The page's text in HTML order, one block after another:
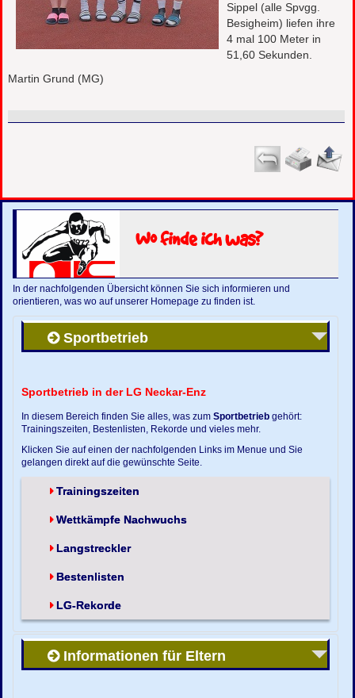
Sippel (alle Spvgg.
Besigheim) liefen ihre
4 mal 100 Meter in
51,60 Sekunden.
Martin Grund (MG)
Wo finde ich was?
In der nachfolgenden Übersicht können Sie sich informieren und
orientieren, was wo auf unserer Homepage zu finden ist.
Sportbetrieb
Sportbetrieb in der LG Neckar-Enz
In diesem Bereich finden Sie alles, was zumSportbetrieb gehört:
Trainingszeiten, Bestenlisten, Rekorde und vieles mehr.
Klicken Sie auf einen der nachfolgenden Links im Menue und Sie
gelangen direkt auf die gewünschte Seite.
Trainingszeiten
Wettkämpfe Nachwuchs
Langstreckler
Bestenlisten
LG-Rekorde
Informationen für Eltern